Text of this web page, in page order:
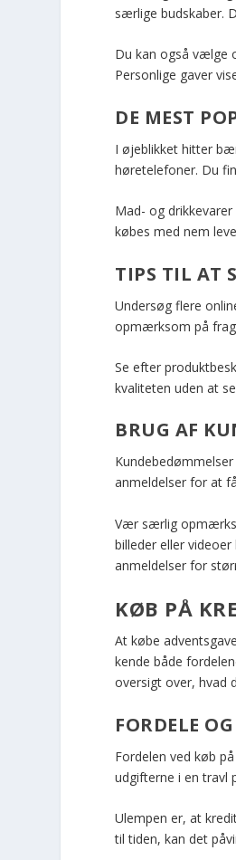
særlige budskaber.
Du kan også vælge
Personlige gaver
DE MEST
I øjeblikket hitter
høretelefoner. Du
Mad- og
købes med nem
TIPS TIL AT
Undersøg flere
opmærksom på
Se efter
kvaliteten uden at
BRUG AF
anmeldelser for at
Vær særlig
billeder eller
anmeldelser for
KØB PÅ
At købe
kende både
oversigt over, hvad
FORDELE
Fordelen ved køb
udgifterne i en travl
Ulempen er, at
til tiden, kan det